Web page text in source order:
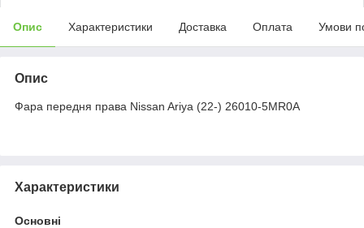
Опис Характеристики Доставка Оплата Умови
Опис
Фара передня права Nissan Ariya (22-) 26010-5MR0A
Характеристики
Основні